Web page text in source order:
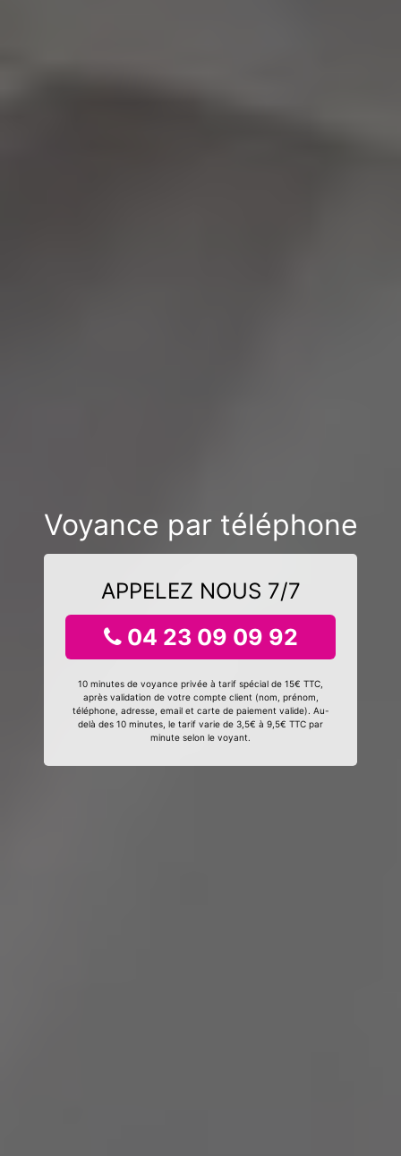
Voyance par téléphone
APPELEZ NOUS 7/7
04 23 09 09 92
10 minutes de voyance privée à tarif spécial de 15€ TTC,
après validation de votre compte client (nom, prénom,
téléphone, adresse, email et carte de paiement valide). Au-
delà des 10 minutes, le tarif varie de 3,5€ à 9,5€ TTC par
minute selon le voyant.